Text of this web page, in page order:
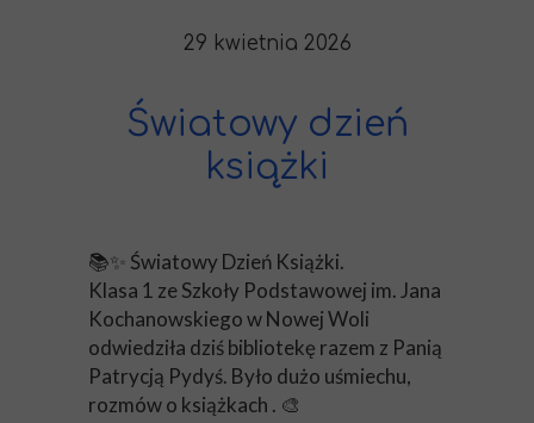
29 kwietnia 2026
Światowy dzień
książki
📚✨ Światowy Dzień Książki.
Klasa 1 ze Szkoły Podstawowej im. Jana
Kochanowskiego w Nowej Woli
odwiedziła dziś bibliotekę razem z Panią
Patrycją Pydyś. Było dużo uśmiechu,
rozmów o książkach . 🎨